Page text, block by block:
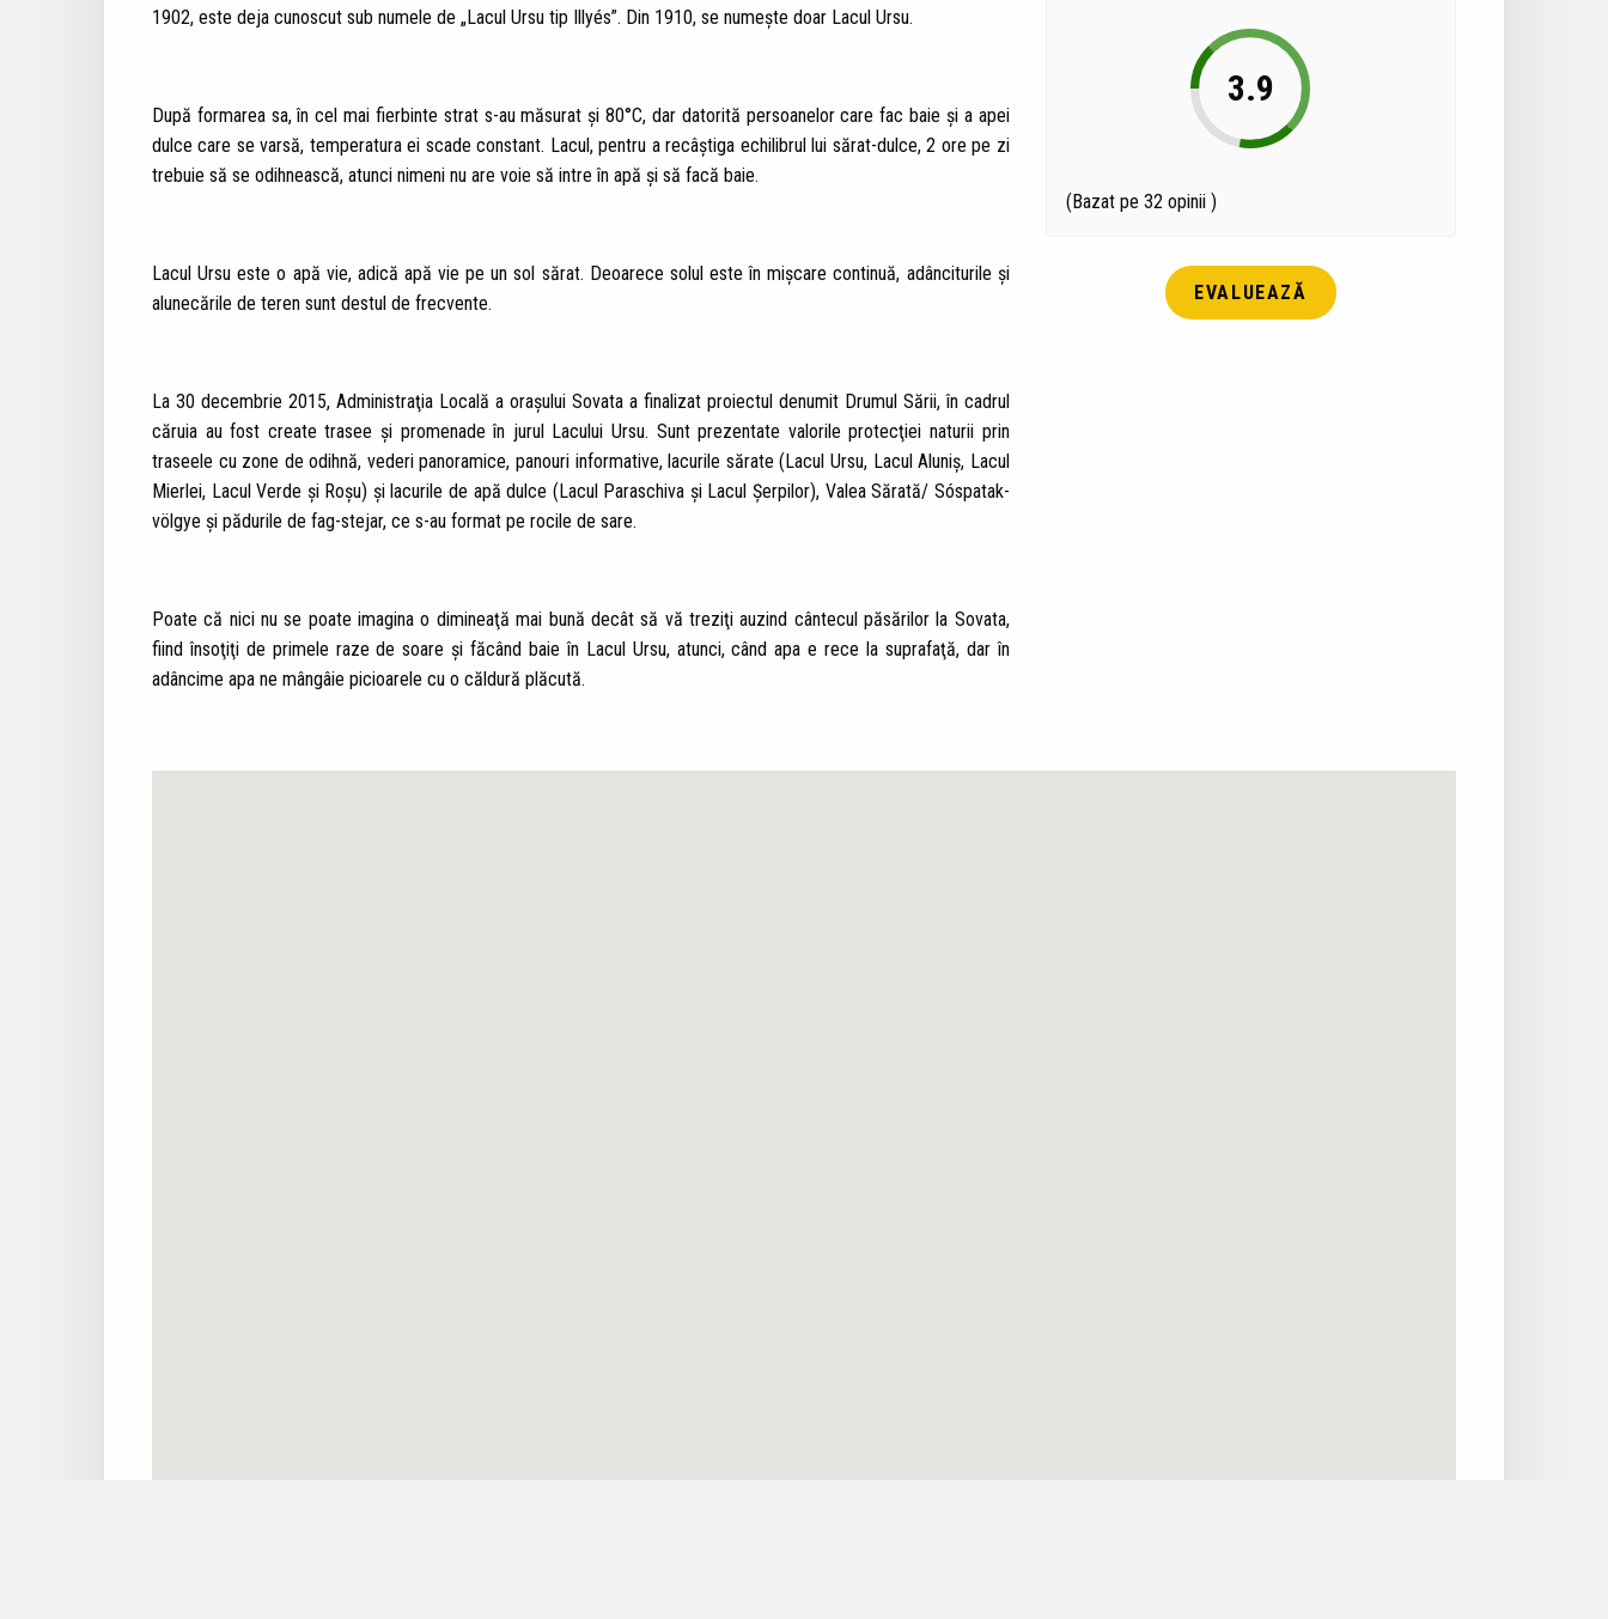
1902, este deja cunoscut sub numele de „Lacul Ursu tip Illyés”. Din 1910, se numeşte doar Lacul Ursu.
După formarea sa, în cel mai fierbinte strat s-au măsurat şi 80°C, dar datorită persoanelor care fac baie şi a apei
dulce care se varsă, temperatura ei scade constant. Lacul, pentru a recâştiga echilibrul lui sărat-dulce, 2 ore pe zi
trebuie să se odihnească, atunci nimeni nu are voie să intre în apă şi să facă baie.
Lacul Ursu este o apă vie, adică apă vie pe un sol sărat. Deoarece solul este în mişcare continuă, adânciturile şi
alunecările de teren sunt destul de frecvente.
La 30 decembrie 2015, Administraţia Locală a oraşului Sovata a finalizat proiectul denumit Drumul Sării, în cadrul
căruia au fost create trasee şi promenade în jurul Lacului Ursu. Sunt prezentate valorile protecţiei naturii prin
traseele cu zone de odihnă, vederi panoramice, panouri informative, lacurile sărate (Lacul Ursu, Lacul Aluniş, Lacul
Mierlei, Lacul Verde și Roșu) şi lacurile de apă dulce (Lacul Paraschiva şi Lacul Șerpilor), Valea Sărată/ Sóspatak-
völgye şi pădurile de fag-stejar, ce s-au format pe rocile de sare.
Poate că nici nu se poate imagina o dimineaţă mai bună decât să vă treziţi auzind cântecul păsărilor la Sovata,
fiind însoţiţi de primele raze de soare și făcând baie în Lacul Ursu, atunci, când apa e rece la suprafaţă, dar în
adâncime apa ne mângâie picioarele cu o căldură plăcută.
3.9
(Bazat pe 32 opinii )
EVALUEAZĂ